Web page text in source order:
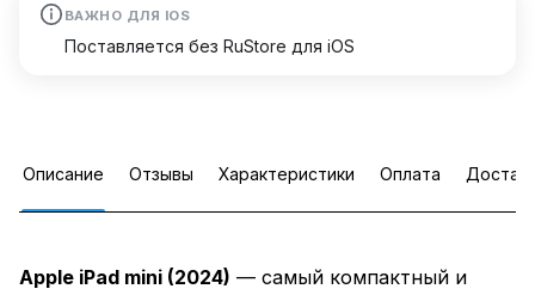
ВАЖНО ДЛЯ IOS
Поставляется без RuStore для iOS
Описание Отзывы Характеристики Оплата
Apple iPad mini (2024) — самый компактный и